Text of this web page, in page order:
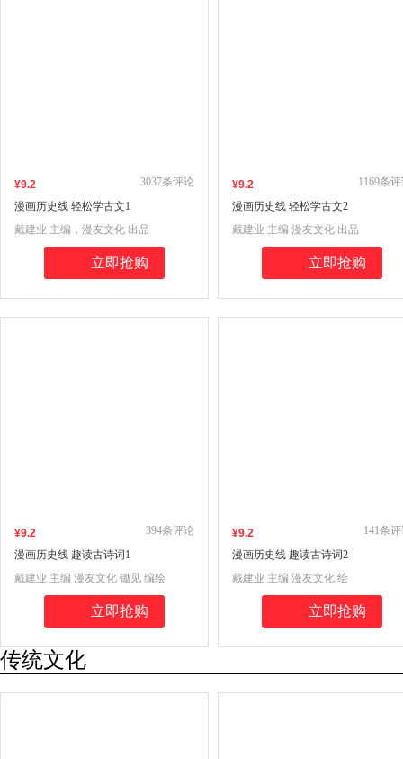
¥9.2
漫画历史线 轻松学古文1
3037条评论
戴建业 主编，漫友文化 出品
立即抢购
¥9.2
漫画历史线 轻松学古文2
1169条
戴建业 主编 漫友文化 出品
立即抢购
¥9.2
漫画历史线 趣读古诗词1
394条评论
戴建业 主编 漫友文化 锄见 编绘
立即抢购
¥9.2
漫画历史线 趣读古诗词2
141条
戴建业 主编 漫友文化 绘
立即抢购
传统文化